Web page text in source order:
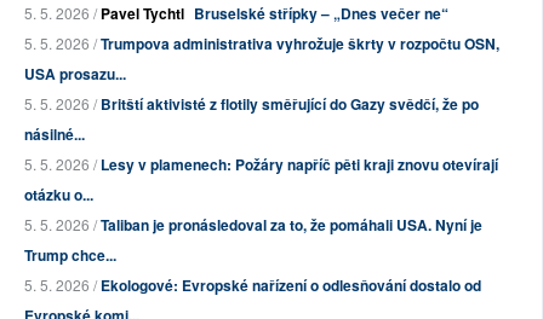
5. 5. 2026 /Pavel Tychtl Bruselské střípky – „Dnes večer ne“
5. 5. 2026 /Trumpova administrativa vyhrožuje škrty v rozpočtu OSN,
USA prosazu...
5. 5. 2026 /Britští aktivisté z flotily směřující do Gazy svědčí, že po
násilné...
5. 5. 2026 /Lesy v plamenech: Požáry napříč pěti kraji znovu otevírají
otázku o...
5. 5. 2026 /Taliban je pronásledoval za to, že pomáhali USA. Nyní je
Trump chce...
5. 5. 2026 /Ekologové: Evropské nařízení o odlesňování dostalo od